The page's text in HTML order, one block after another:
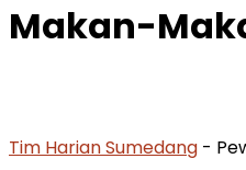
Makan-
Tim Harian Sumedang -